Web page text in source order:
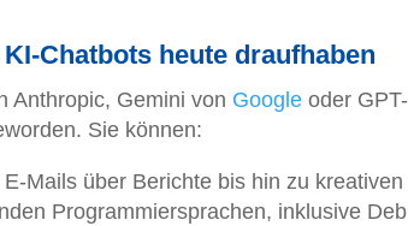
Chatbots heute draufhaben
Anthropic, Gemini von Google oder
Sie können:
E-Mails über Berichte bis hin zu
Programmiersprachen, inklusive